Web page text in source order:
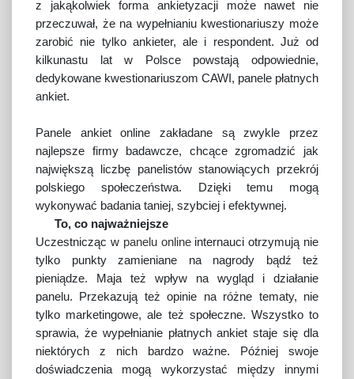
z jakąkolwiek forma ankietyzacji może nawet nie
przeczuwał, że na wypełnianiu kwestionariuszy może
zarobić nie tylko ankieter, ale i respondent. Już od
kilkunastu lat w Polsce powstają odpowiednie,
dedykowane kwestionariuszom CAWI, panele płatnych
ankiet.
Panele ankiet online zakładane są zwykle przez
najlepsze firmy badawcze, chcące zgromadzić jak
największą liczbę panelistów stanowiących przekrój
polskiego społeczeństwa. Dzięki temu mogą
wykonywać badania taniej, szybciej i efektywnej.
To, co najważniejsze
Uczestnicząc w panelu onlineinternauci otrzymują nie
tylko punkty zamieniane na nagrody bądź też
pieniądze. Maja też wpływ na wygląd i działanie
panelu. Przekazują też opinie na różne tematy, nie
tylko marketingowe, ale też społeczne. Wszystko to
sprawia, że wypełnianie płatnych ankiet staje się dla
niektórych z nich bardzo ważne. Później swoje
doświadczenia mogą wykorzystać między innymi